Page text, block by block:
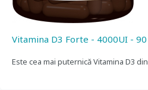
Vitamina D3 Forte - 4000UI - 90
Este cea mai puternică Vitamina D3